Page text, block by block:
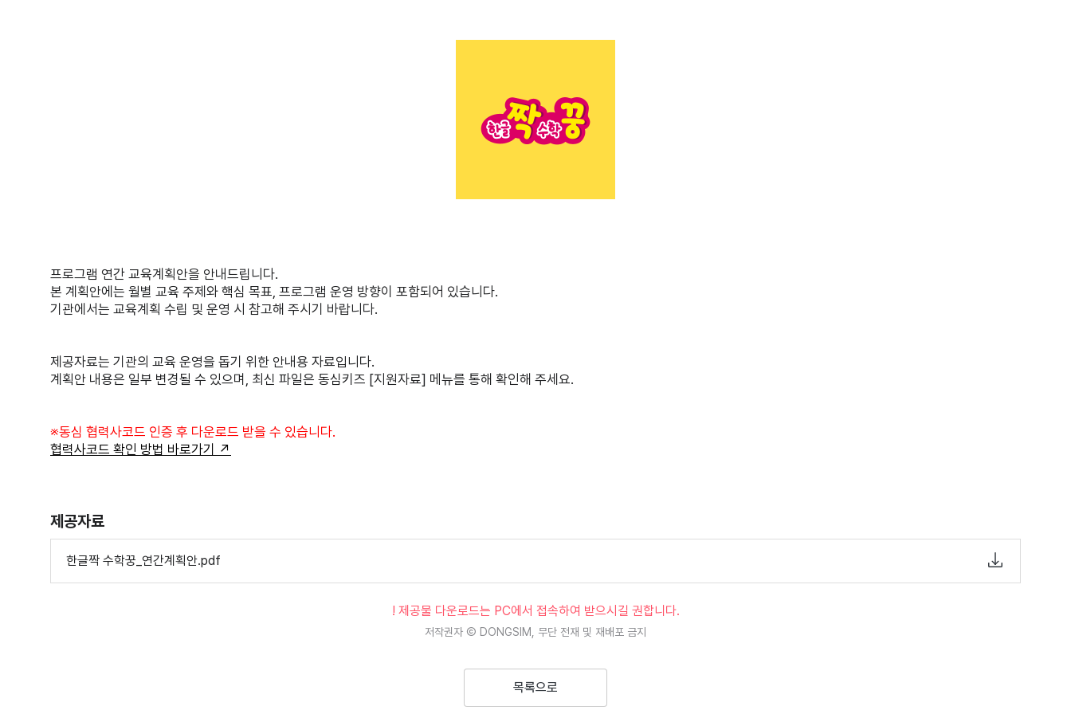
프로그램 연간 교육계획안을 안내드립니다.
본 계획안에는 월별 교육 주제와 핵심 목표, 프로그램 운영 방향이 포함되어 있습니다.
기관에서는 교육계획 수립 및 운영 시 참고해 주시기 바랍니다.
제공자료는 기관의 교육 운영을 돕기 위한 안내용 자료입니다.
계획안 내용은 일부 변경될 수 있으며, 최신 파일은 동심키즈 [지원자료] 메뉴를 통해 확인해 주세요.
※동심 협력사코드 인증 후 다운로드 받을 수 있습니다.
협력사코드 확인 방법 바로가기 ↗
제공자료
한글짝 수학꿍_연간계획안.pdf
! 제공물 다운로드는 PC에서 접속하여 받으시길 권합니다.
저작권자 Ⓒ DONGSIM, 무단 전재 및 재배포 금지
목록으로